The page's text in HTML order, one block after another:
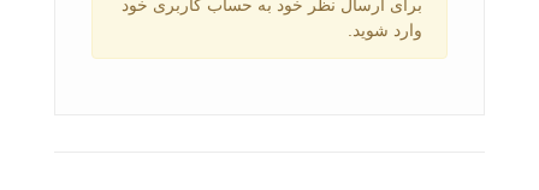
برای ارسال نظر خود به حساب کاربری خود
وارد شوید.